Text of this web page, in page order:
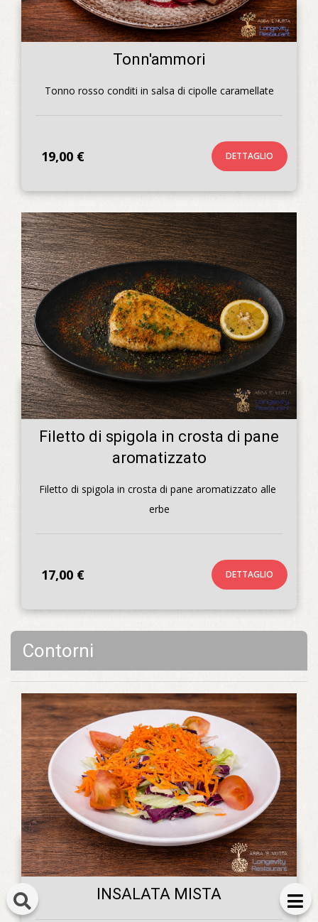
Tonn'ammori
Tonno rosso conditi in salsa di cipolle caramellate
19,00 € DETTAGLIO
Filetto di spigola in crosta di pane
aromatizzato
Filetto di spigola in crosta di pane aromatizzato alle
erbe
17,00 € DETTAGLIO
Contorni
INSALATA MISTA